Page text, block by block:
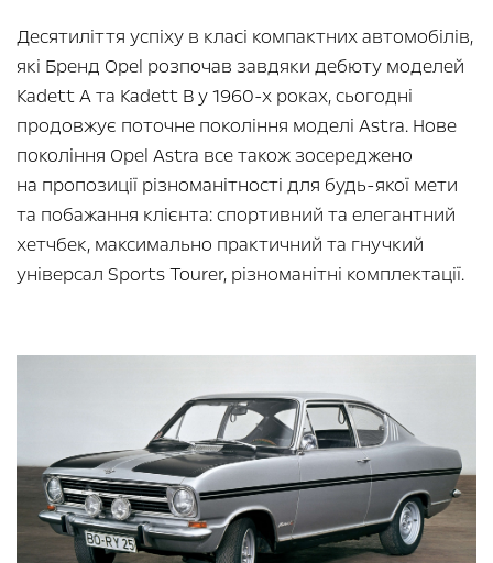
Десятиліття успіху в класі компактних автомобілів,
які Бренд Opel розпочав завдяки дебюту моделей
Kadett A та Kadett B у 1960-х роках, сьогодні
продовжує поточне покоління моделі Astra. Нове
покоління Opel Astra все також зосереджено
на пропозиції різноманітності для будь-якої мети
та побажання клієнта: спортивний та елегантний
хетчбек, максимально практичний та гнучкий
універсал Sports Tourer, різноманітні комплектації.